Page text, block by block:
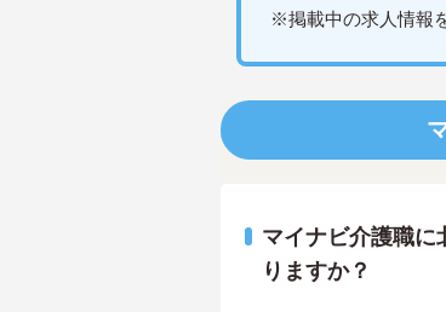
※掲載中の求人情報
マイナビ介護職に
りますか？